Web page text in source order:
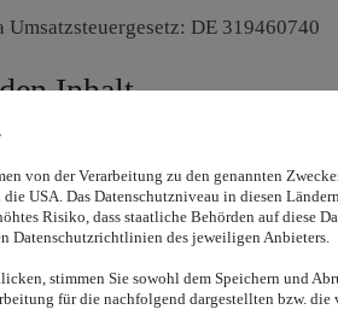
DE 319460740
Inhalt
von der Verarbeitung zu den genannten
USA. Das Datenschutzniveau in diesen
Risiko, dass staatliche Behörden auf diese
Datenschutzrichtlinien des jeweiligen Anbieters.
stimmen Sie sowohl dem Speichern und
für die nachfolgend dargestellten bzw.